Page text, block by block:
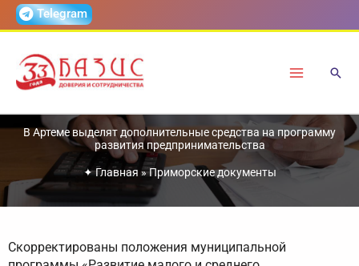
ПерейтиTelegram
В Артеме выделят дополнительные средства на программу
развития предпринимательства
✦Главная »Приморские документы
Скорректированы положения муниципальной